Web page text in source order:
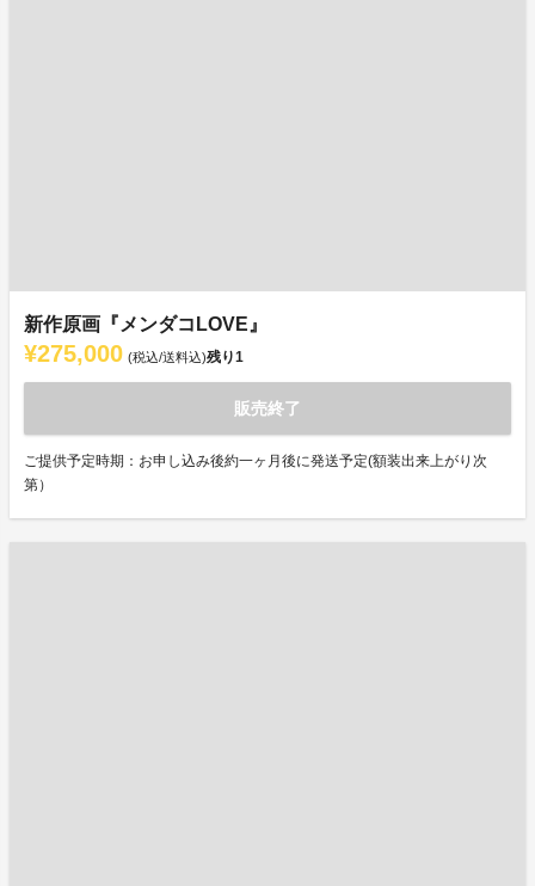
新作原画『メンダコLOVE』
¥275,000 (税込/送料込)残り1
販売終了
ご提供予定時期：お申し込み後約一ヶ月後に発送予定(額装出来上がり次
第）